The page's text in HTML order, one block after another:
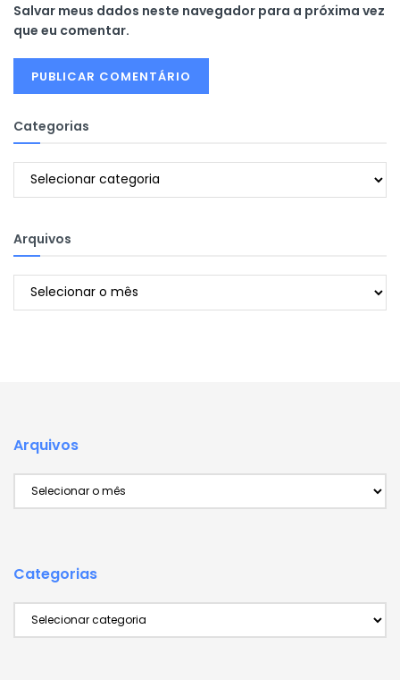
Salvar meus dados neste navegador para a próxima vez
que eu comentar.
Categorias
Categorias
Arquivos
Arquivos
Arquivos
Categorias